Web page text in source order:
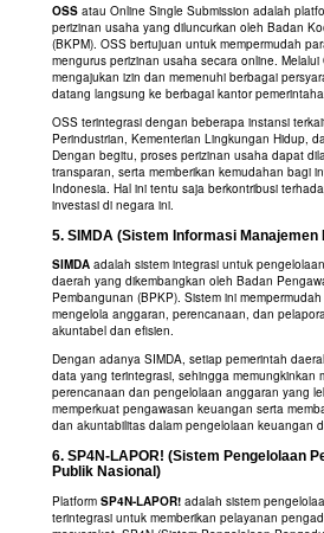
OSS atau Online Single Submission adalah
perizinan usaha yang diluncurkan oleh Badan
(BKPM). OSS bertujuan untuk mempermudah
mengurus perizinan usaha secara online.
mengajukan izin dan memenuhi berbagai
datang langsung ke berbagai kantor
OSS terintegrasi dengan beberapa instansi
Perindustrian, Kementerian Lingkungan Hidup,
Dengan begitu, proses perizinan usaha dapat
transparan, serta memberikan kemudahan bagi
Indonesia. Hal ini tentu saja berkontribusi
investasi di negara ini.
5. SIMDA (Sistem Informasi Manajemen
SIMDA adalah sistem integrasi untuk
daerah yang dikembangkan oleh Badan
Pembangunan (BPKP). Sistem ini
mengelola anggaran, perencanaan, dan
akuntabel dan efisien.
Dengan adanya SIMDA, setiap pemerintah
data yang terintegrasi, sehingga memungkinkan
perencanaan dan pengelolaan anggaran yang
memperkuat pengawasan keuangan serta
dan akuntabilitas dalam pengelolaan keuangan
6. SP4N-LAPOR! (Sistem Pengelolaan
Publik Nasional)
Platform SP4N-LAPOR! adalah sistem
terintegrasi untuk memberikan pelayanan